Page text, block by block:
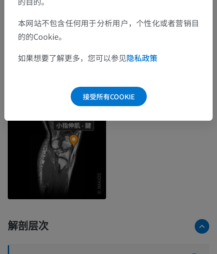
解剖层次
本网站不包含任何用于分析用户，个性化或者营销目
的的Cookie。
如果想要了解更多，您可以参见隐私政策
接受所有COOKIE